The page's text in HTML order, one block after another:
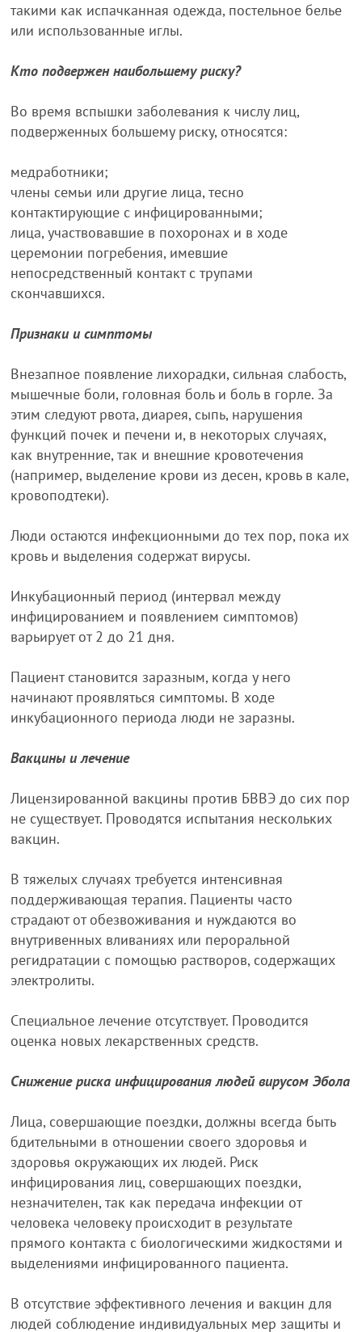
такими как испачканная одежда, постельное белье
или использованные иглы.
Кто подвержен наибольшему риску?
Во время вспышки заболевания к числу лиц,
подверженных большему риску, относятся:
медработники;
члены семьи или другие лица, тесно
контактирующие с инфицированными;
лица, участвовавшие в похоронах и в ходе
церемонии погребения, имевшие
непосредственный контакт с трупами
скончавшихся.
Признаки и симптомы
Внезапное появление лихорадки, сильная слабость,
мышечные боли, головная боль и боль в горле. За
этим следуют рвота, диарея, сыпь, нарушения
функций почек и печени и, в некоторых случаях,
как внутренние, так и внешние кровотечения
(например, выделение крови из десен, кровь в кале,
кровоподтеки).
Люди остаются инфекционными до тех пор, пока их
кровь и выделения содержат вирусы.
Инкубационный период (интервал между
инфицированием и появлением симптомов)
варьирует от 2 до 21 дня.
Пациент становится заразным, когда у него
начинают проявляться симптомы. В ходе
инкубационного периода люди не заразны.
Вакцины и лечение
Лицензированной вакцины против БВВЭ до сих пор
не существует. Проводятся испытания нескольких
вакцин.
В тяжелых случаях требуется интенсивная
поддерживающая терапия. Пациенты часто
страдают от обезвоживания и нуждаются во
внутривенных вливаниях или пероральной
регидратации с помощью растворов, содержащих
электролиты.
Специальное лечение отсутствует. Проводится
оценка новых лекарственных средств.
Снижение риска инфицирования людей вирусом Эбола
Лица, совершающие поездки, должны всегда быть
бдительными в отношении своего здоровья и
здоровья окружающих их людей. Риск
инфицирования лиц, совершающих поездки,
незначителен, так как передача инфекции от
человека человеку происходит в результате
прямого контакта с биологическими жидкостями и
выделениями инфицированного пациента.
В отсутствие эффективного лечения и вакцин для
людей соблюдение индивидуальных мер защиты и